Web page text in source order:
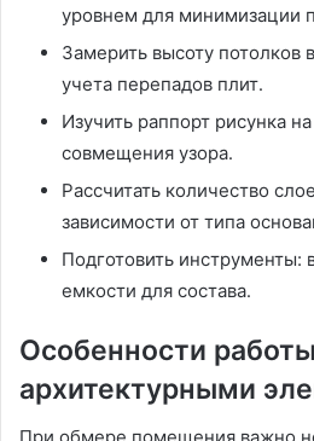
уровнем для минимизации
Замерить высоту потолков
учета перепадов плит․
Изучить раппорт рисунка
совмещения узора․
Рассчитать количество
зависимости от типа
Подготовить инструменты:
емкости для состава․
Особенности
архитектурными